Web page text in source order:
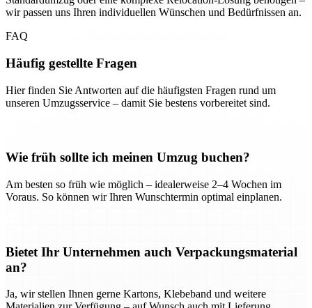
wir passen uns Ihren individuellen Wünschen und Bedürfnissen an.
FAQ
Häufig gestellte Fragen
Hier finden Sie Antworten auf die häufigsten Fragen rund um
unseren Umzugsservice – damit Sie bestens vorbereitet sind.
Wie früh sollte ich meinen Umzug buchen?
Am besten so früh wie möglich – idealerweise 2–4 Wochen im
Voraus. So können wir Ihren Wunschtermin optimal einplanen.
Bietet Ihr Unternehmen auch Verpackungsmaterial
an?
Ja, wir stellen Ihnen gerne Kartons, Klebeband und weitere